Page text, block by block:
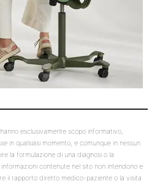
esclusivamente scopo informativo,
in qualsiasi momento, e comunque in nessun
la formulazione di una diagnosi o la
contenute nel sito non intendono e
il rapporto diretto medico-paziente o la visita